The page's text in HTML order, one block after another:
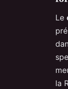
Le
la